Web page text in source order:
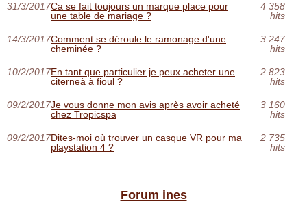
31/3/2017Ca se fait toujours un marque place pour
une table de mariage ?
4 358
hits
14/3/2017Comment se déroule le ramonage d'une
cheminée ?
3 247
hits
10/2/2017En tant que particulier je peux acheter une
citerneà à fioul ?
2 823
hits
09/2/2017Je vous donne mon avis après avoir acheté
chez Tropicspa
3 160
hits
09/2/2017Dites-moi où trouver un casque VR pour ma
playstation 4 ?
2 735
hits
Forum ines